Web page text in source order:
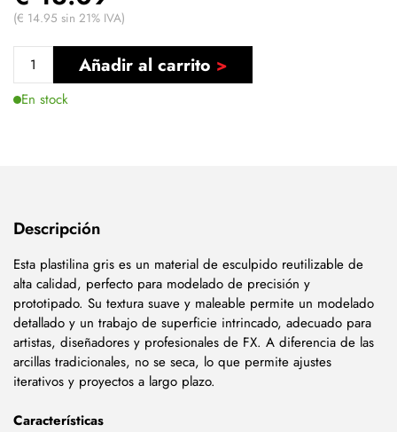
(€ 14.95 sin 21% IVA)
Añadir al carrito
En stock
Descripción
Esta plastilina gris es un material de esculpido reutilizable de
alta calidad, perfecto para modelado de precisión y
prototipado. Su textura suave y maleable permite un modelado
detallado y un trabajo de superficie intrincado, adecuado para
artistas, diseñadores y profesionales de FX. A diferencia de las
arcillas tradicionales, no se seca, lo que permite ajustes
iterativos y proyectos a largo plazo.
Características